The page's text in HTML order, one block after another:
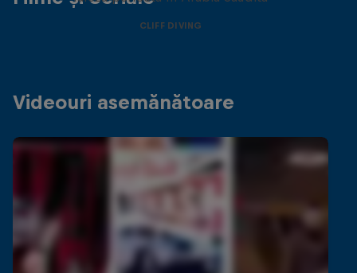
CLIFF DIVING
Videouri asemănătoare